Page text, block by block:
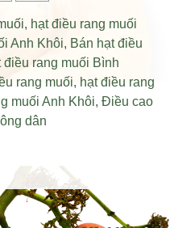
, hạt điều rang muối
Anh Khôi, Bán hạt điều
điều rang muối Bình
rang muối, hạt điều rang
muối Anh Khôi,Điều cao
dân